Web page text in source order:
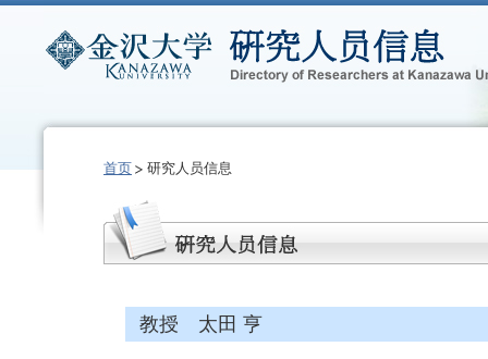
首页 研究人员信息
教授 太田 亨